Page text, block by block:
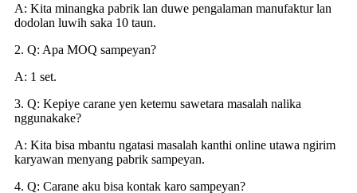
A: Kita minangka pabrik lan duwe pengalaman manufaktur lan
dodolan luwih saka 10 taun.
2. Q: Apa MOQ sampeyan?
A: 1 set.
3. Q: Kepiye carane yen ketemu sawetara masalah nalika
nggunakake?
A: Kita bisa mbantu ngatasi masalah kanthi online utawa ngirim
karyawan menyang pabrik sampeyan.
4. Q: Carane aku bisa kontak karo sampeyan?